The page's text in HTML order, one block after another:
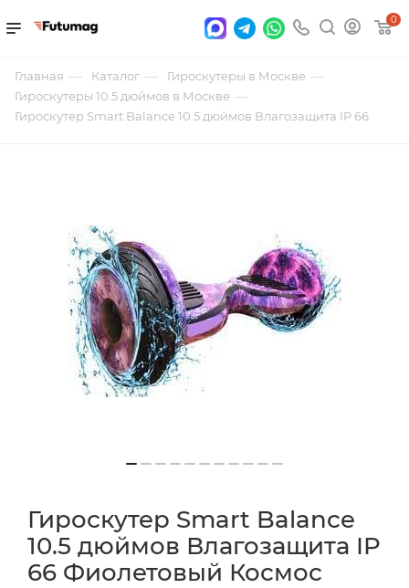
0
Главная — Каталог — Гироскутеры в Москве —
Гироскутеры 10.5 дюймов в Москве —
Гироскутер Smart Balance 10.5 дюймов Влагозащита IP 66
Гироскутер Smart Balance
10.5 дюймов Влагозащита IP
66 Фиолетовый Космос